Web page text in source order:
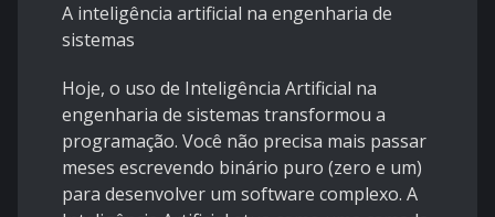
​A inteligência artificial na engenharia de
sistemas
Hoje, o uso de Inteligência Artificial na
engenharia de sistemas transformou a
programação. Você não precisa mais passar
meses escrevendo binário puro (zero e um)
para desenvolver um software complexo. A